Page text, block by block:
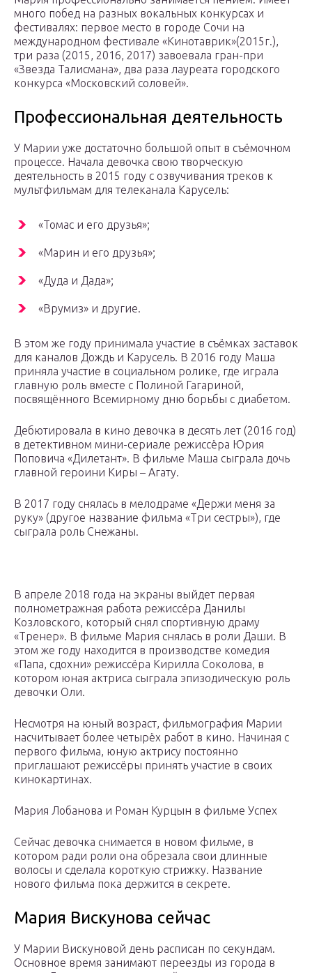
много побед на разных вокальных конкурсах и
фестивалях: первое место в городе Сочи на
международном фестивале «Кинотаврик»(2015г.),
три раза (2015, 2016, 2017) завоевала гран-при
«Звезда Талисмана», два раза лауреата городского
конкурса «Московский соловей».
Профессиональная деятельность
У Марии уже достаточно большой опыт в съёмочном
процессе. Начала девочка свою творческую
деятельность в 2015 году с озвучивания треков к
мультфильмам для телеканала Карусель:
«Томас и его друзья»;
«Марин и его друзья»;
«Дуда и Дада»;
«Врумиз» и другие.
В этом же году принимала участие в съёмках заставок
для каналов Дождь и Карусель. В 2016 году Маша
приняла участие в социальном ролике, где играла
главную роль вместе с Полиной Гагариной,
посвящённого Всемирному дню борьбы с диабетом.
Дебютировала в кино девочка в десять лет (2016 год)
в детективном мини-сериале режиссёра Юрия
Поповича «Дилетант». В фильме Маша сыграла дочь
главной героини Киры – Агату.
В 2017 году снялась в мелодраме «Держи меня за
руку» (другое название фильма «Три сестры»), где
сыграла роль Снежаны.
В апреле 2018 года на экраны выйдет первая
полнометражная работа режиссёра Данилы
Козловского, который снял спортивную драму
«Тренер». В фильме Мария снялась в роли Даши. В
этом же году находится в производстве комедия
«Папа, сдохни» режиссёра Кирилла Соколова, в
котором юная актриса сыграла эпизодическую роль
девочки Оли.
Несмотря на юный возраст, фильмография Марии
насчитывает более четырёх работ в кино. Начиная с
первого фильма, юную актрису постоянно
приглашают режиссёры принять участие в своих
кинокартинах.
Мария Лобанова и Роман Курцын в фильме Успех
Сейчас девочка снимается в новом фильме, в
котором ради роли она обрезала свои длинные
волосы и сделала короткую стрижку. Название
нового фильма пока держится в секрете.
Мария Вискунова сейчас
У Марии Вискуновой день расписан по секундам.
Основное время занимают переезды из города в